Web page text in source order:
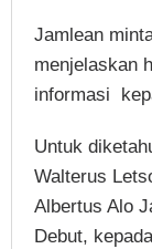
Jamlean
menjelaskan
informasi
Untuk
Walterus
Albertus Alo
Debut,